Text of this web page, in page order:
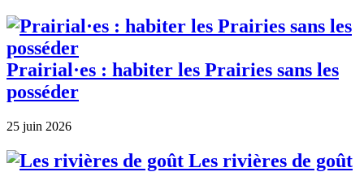
Prairial·es : habiter les Prairies sans les
posséder
25 juin 2026
Les rivières de goût